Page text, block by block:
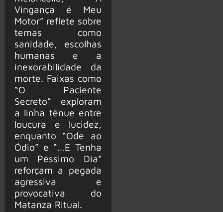
Vingança é Meu
Motor” reflete sobre
temas como
sanidade, escolhas
humanas e a
inexorabilidade da
morte. Faixas como
“O Paciente
Secreto” exploram
a linha tênue entre
loucura e lucidez,
enquanto “Ode ao
Ódio” e “…E Tenha
um Péssimo Dia”
reforçam a pegada
agressiva e
provocativa do
Matanza Ritual.